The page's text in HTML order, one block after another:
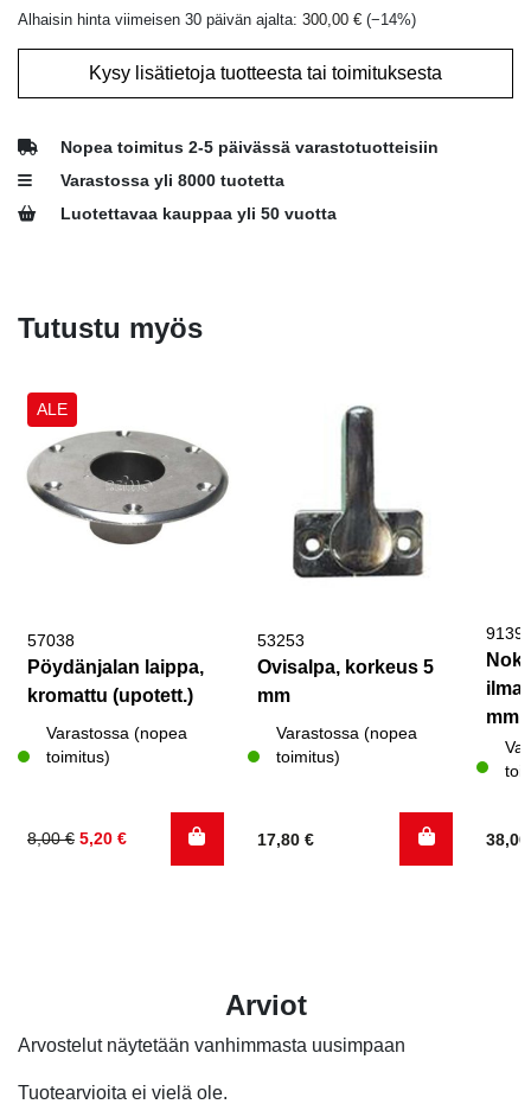
Alhaisin hinta viimeisen 30 päivän ajalta: 300,00 € (−14%)
Kysy lisätietoja tuotteesta tai toimituksesta
Nopea toimitus 2-5 päivässä varastotuotteisiin
Varastossa yli 8000 tuotetta
Luotettavaa kauppaa yli 50 vuotta
Tutustu myös
ALE
57038
Pöydänjalan laippa,
kromattu (upotett.)
Varastossa (nopea
toimitus)
8,00€
Alkuperäinen
5,20 €
Nykyinen
53253
Ovisalpa, korkeus 5
mm
Varastossa (nopea
toimitus)
17,80 €
mm
Arviot
Arvostelut näytetään vanhimmasta uusimpaan
Tuotearvioita ei vielä ole.